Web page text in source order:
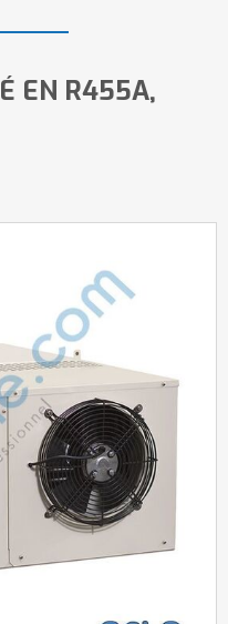
EN R455A,